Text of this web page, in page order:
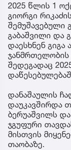
2025 წლის 1
გიორგი
შემუშავებული
გაბაშვილი და
დაესხნენ გიგა
ჯანმრთელობის
შედეგადაც
დანაშაულის
დაუკავშირდა
ბერუაშვილს და
ჯგუფური
მისთვის
თაობაზე.